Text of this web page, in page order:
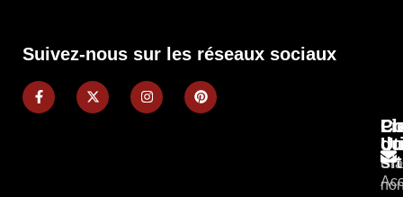
Suivez-nous sur les réseaux sociaux
du